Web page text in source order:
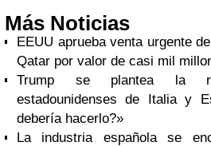
Más Noticias
EEUU aprueba venta urgente
Qatar por valor de casi mil
Trump se plantea la
estadounidenses de Italia y
debería hacerlo?»
La industria española se